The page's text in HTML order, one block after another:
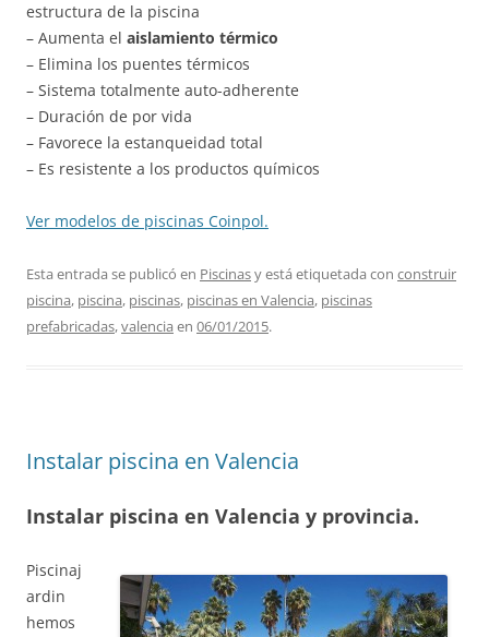
estructura de la piscina
– Aumenta el aislamiento térmico
– Elimina los puentes térmicos
– Sistema totalmente auto-adherente
– Duración de por vida
– Favorece la estanqueidad total
– Es resistente a los productos químicos
Ver modelos de piscinas Coinpol.
Esta entrada se publicó en Piscinasy está etiquetada con construir
piscina, piscina, piscinas, piscinas en Valencia, piscinas
prefabricadas,valencia en 06/01/2015.
Instalar piscina en Valencia
Instalar piscina en Valencia y provincia.
Piscinaj
ardin
hemos